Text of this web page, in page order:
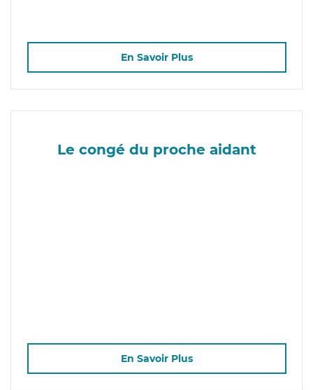
En Savoir Plus
Le congé du proche aidant
En Savoir Plus